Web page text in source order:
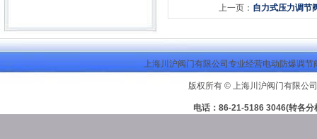
上一页： 自力式压力调节
上海川沪阀门有限公司专业经营电动防爆调
版权所有 © 上海川沪阀门有限公
电话：86-21-5186 3046(转各